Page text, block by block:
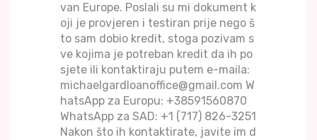
van Europe. Poslali su mi dokument k
oji je provjeren i testiran prije nego š
to sam dobio kredit, stoga pozivam s
ve kojima je potreban kredit da ih po
sjete ili kontaktiraju putem e-maila:
michaelgardloanoffice@gmail.com W
hatsApp za Europu: +38591560870
WhatsApp za SAD: +1 (717) 826-3251
Nakon što ih kontaktirate, javite im d